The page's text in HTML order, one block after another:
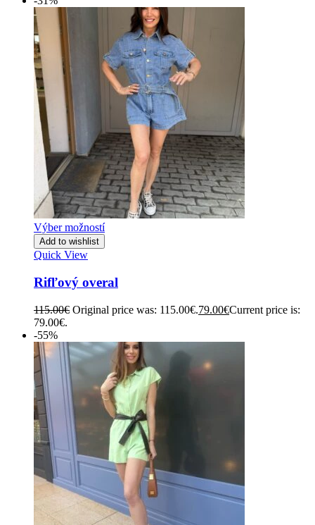
Výber možností
Add to wishlist
Quick View
Rifľový overal
115.00€ Original price was: 115.00€.79.00€Current price is:
79.00€.
-55%